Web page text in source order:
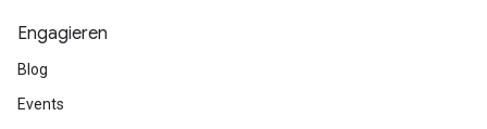
Engagieren
Blog
Events